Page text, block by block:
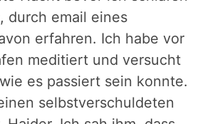
2010
durch email eines
erfahren. Ich habe vor
meditiert und versucht
es passiert sein konnte.
selbstverschuldeten